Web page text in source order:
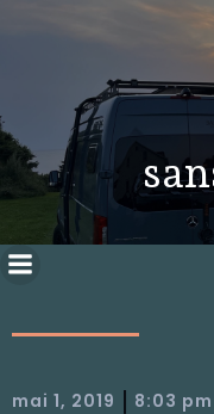
mai 1, 2019 8:03 pm